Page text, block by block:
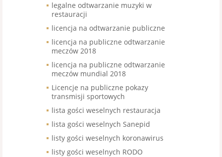
legalne odtwarzanie muzyki w
restauracji
licencja na odtwarzanie publiczne
licencja na publiczne odtwarzanie
meczów 2018
licencja na publiczne odtwarzanie
meczów mundial 2018
Licencje na publiczne pokazy
transmisji sportowych
lista gości weselnych restauracja
lista gości weselnych Sanepid
listy gości weselnych koronawirus
listy gości weselnych RODO